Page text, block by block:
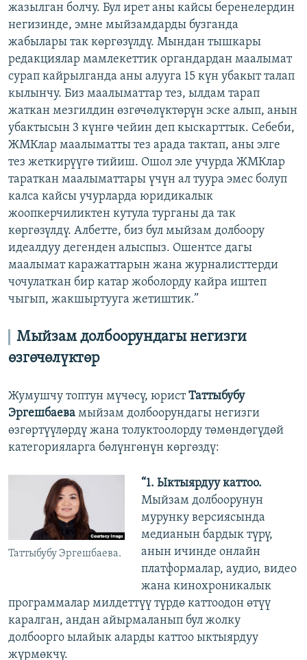
жазылган болчу. Бул ирет аны кайсы беренелердин
негизинде, эмне мыйзамдарды бузганда
жабылары так көргөзүлдү. Мындан тышкары
редакциялар мамлекеттик органдардан маалымат
сурап кайрылганда аны алууга 15 күн убакыт талап
кылынчу. Биз маалыматтар тез, ылдам тарап
жаткан мезгилдин өзгөчөлүктөрүн эске алып, анын
убактысын 3 күнгө чейин деп кыскарттык. Себеби,
ЖМКлар маалыматты тез арада тактап, аны элге
тез жеткирүүгө тийиш. Ошол эле учурда ЖМКлар
тараткан маалыматтары үчүн ал туура эмес болуп
калса кайсы учурларда юридикалык
жоопкерчиликтен кутула турганы да так
көргөзүлдү. Албетте, биз бул мыйзам долбоору
идеалдуу дегенден алыспыз. Ошентсе дагы
маалымат каражаттарын жана журналисттерди
чочулаткан бир катар жоболорду кайра иштеп
чыгып, жакшыртууга жетиштик.”
Мыйзам долбоорундагы негизги
өзгөчөлүктөр
Жумушчу топтун мүчөсү, юристТаттыбубу
Эргешбаева мыйзам долбоорундагы негизги
өзгөртүүлөрдү жана толуктоолорду төмөндөгүдөй
категорияларга бөлүнгөнүн көргөздү:
Таттыбубу Эргешбаева.
“1. Ыктыярдуукаттоо.
Мыйзам долбоорунун
мурунку версиясында
медианын бардык түрү,
анын ичинде онлайн
платформалар, аудио, видео
жана кинохроникалык
программалар милдеттүү түрдө каттоодон өтүү
каралган, андан айырмаланып бул жолку
долбоорго ылайык аларды каттоо ыктыярдуу
жүрмөкчү.